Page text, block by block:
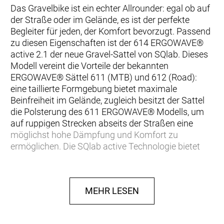
Das Gravelbike ist ein echter Allrounder: egal ob auf
der Straße oder im Gelände, es ist der perfekte
Begleiter für jeden, der Komfort bevorzugt. Passend
zu diesen Eigenschaften ist der 614 ERGOWAVE®
active 2.1 der neue Gravel-Sattel von SQlab. Dieses
Modell vereint die Vorteile der bekannten
ERGOWAVE® Sättel 611 (MTB) und 612 (Road):
eine taillierte Formgebung bietet maximale
Beinfreiheit im Gelände, zugleich besitzt der Sattel
die Polsterung des 611 ERGOWAVE® Modells, um
auf ruppigen Strecken abseits der Straßen eine
möglichst hohe Dämpfung und Komfort zu
ermöglichen. Die SQlab active Technologie bietet
Hochwertiger Kevlarbezug schützt die besonders
beanspruchten Stellen am Sattel. + Mehr Komfort
+ Plus Polsterung + Maximale Beinfreiheit +
MEHR LESEN